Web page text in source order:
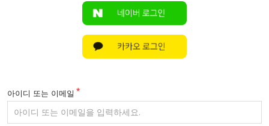
아이디 또는 이메일